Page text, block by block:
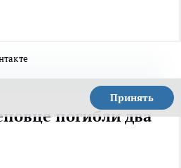
Принять
погибли два